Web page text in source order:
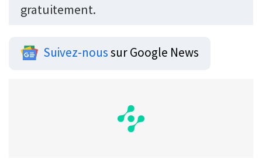
gratuitement.
Suivez-noussur Google News